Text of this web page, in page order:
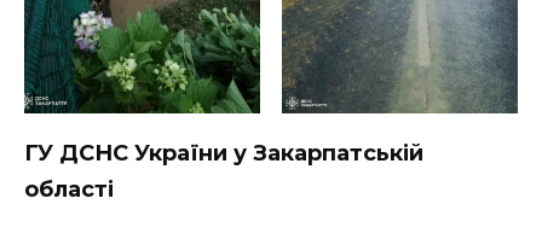
ГУ ДСНС України у Закарпатській
області